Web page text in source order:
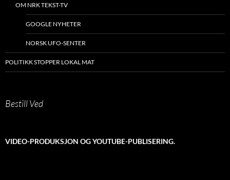
OM NRK TEKST-TV
GOOGLE NYHETER
NORSK UFO-SENTER
POLITIKK STOPPER LOKAL MAT
Bestill Ved
VIDEO-PRODUKSJON OG YOUTUBE-PUBLISERING.